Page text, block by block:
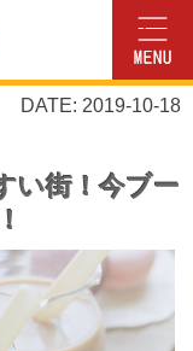
DATE: 2019-10-18
い街！今ブー